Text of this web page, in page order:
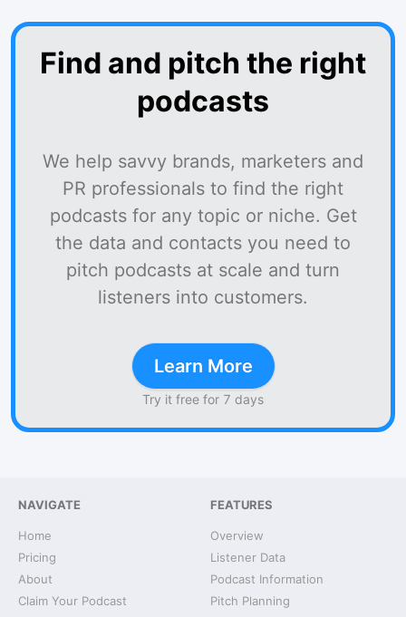
Find and pitch the right
podcasts
We help savvy brands, marketers and
PR professionals to find the right
podcasts for any topic or niche. Get
the data and contacts you need to
pitch podcasts at scale and turn
listeners into customers.
Learn More
Try it free for 7 days
NAVIGATE
Home
Pricing
About
Claim Your Podcast
FEATURES
Overview
Listener Data
Podcast Information
Pitch Planning